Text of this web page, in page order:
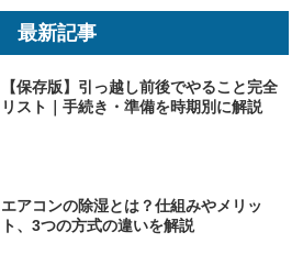
最新記事
【保存版】引っ越し前後でやること完全
リスト｜手続き・準備を時期別に解説
エアコンの除湿とは？仕組みやメリッ
ト、3つの方式の違いを解説